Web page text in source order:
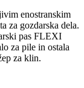
enostranskim
za gozdarska dela.
pas FLEXI
za pile in ostala
za klin.